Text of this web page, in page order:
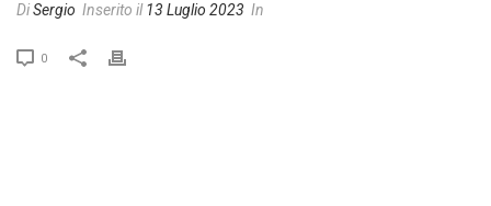
DiSergio Inserito il13 Luglio 2023 In
0